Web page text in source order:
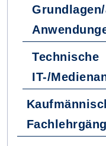
Technische
IT-/